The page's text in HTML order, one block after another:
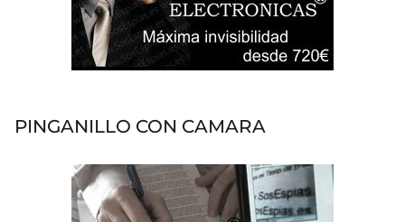
PINGANILLO CON CAMARA